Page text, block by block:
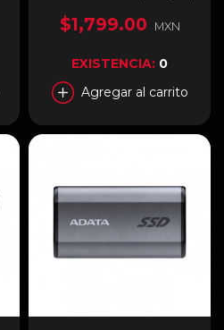
$1,799.00 MXN
EXISTENCIA: 0
Agregar al carrito